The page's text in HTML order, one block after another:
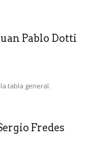
Pablo Dotti
tabla general.
Fredes